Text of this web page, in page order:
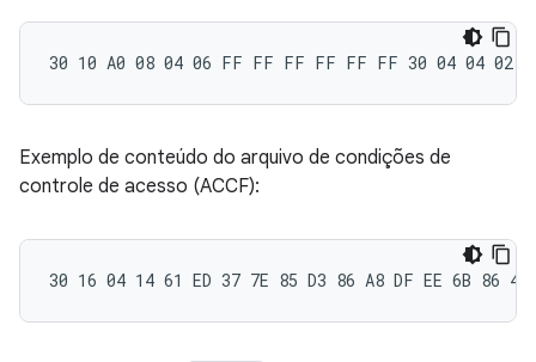
Exemplo de conteúdo do arquivo de condições de
controle de acesso (ACCF):